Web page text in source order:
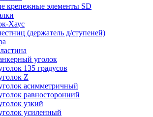
крепежные элементы SD
Хаус
(держатель д/ступеней)
уголок
135 градусов
Z
асимметричный
равносторонний
узкий
усиленный